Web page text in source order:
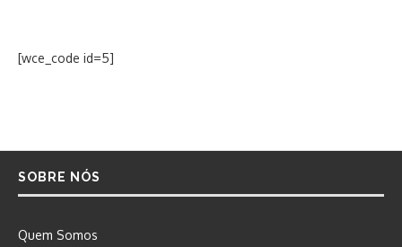
[wce_code id=5]
SOBRE NÓS
Quem Somos